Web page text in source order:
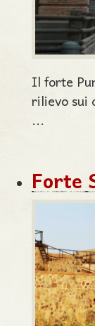
Il forte
rilievo sui
...
Forte